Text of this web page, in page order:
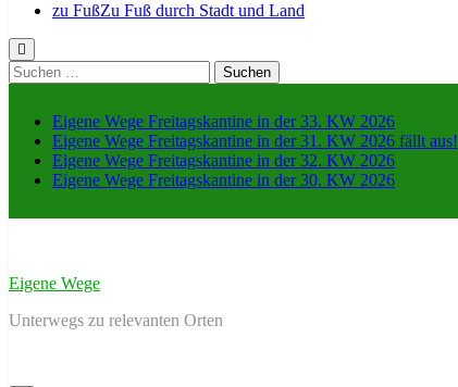
zu FußZu Fuß durch Stadt und Land
Suche
nach:
Eigene Wege Freitagskantine in der 33. KW 2026
Eigene Wege Freitagskantine in der 31. KW 2026 fällt aus!
Eigene Wege Freitagskantine in der 32. KW 2026
Eigene Wege Freitagskantine in der 30. KW 2026
Eigene Wege
Unterwegs zu relevanten Orten